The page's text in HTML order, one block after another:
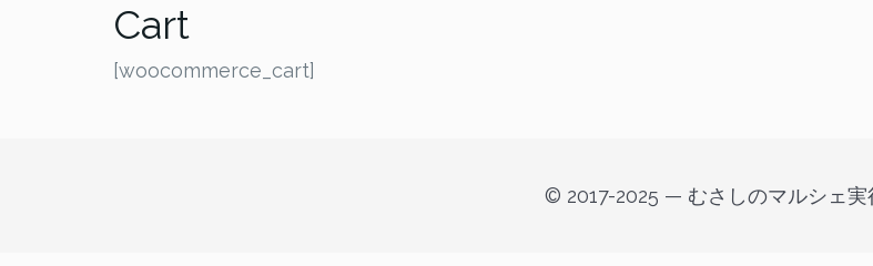
Cart
[woocommerce_cart]
© 2017-2025 — むさしのマルシェ実